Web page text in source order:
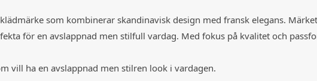
som kombinerar skandinavisk design med fransk elegans.
för en avslappnad men stilfull vardag. Med fokus på kvalitet och
vill ha en avslappnad men stilren look i vardagen.